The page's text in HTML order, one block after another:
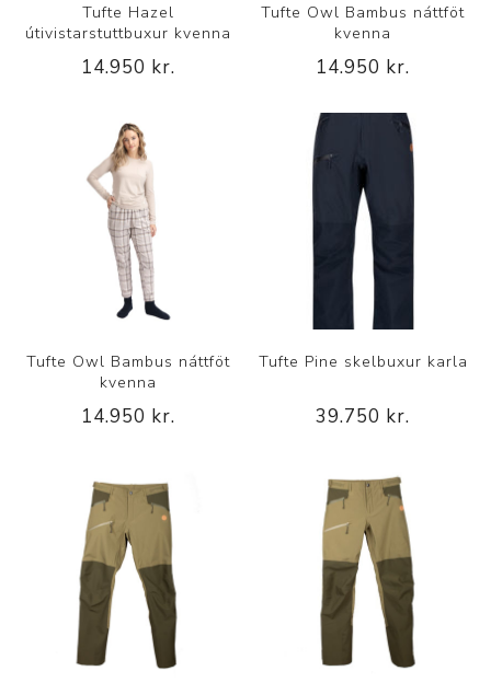
Tufte Hazel
útivistarstuttbuxur kvenna
14.950 kr.
Tufte Owl Bambus náttföt
kvenna
14.950 kr.
Tufte Owl Bambus náttföt
kvenna
14.950 kr.
Tufte Pine skelbuxur karla
39.750 kr.